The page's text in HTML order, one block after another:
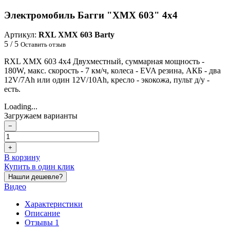
Электромобиль Багги "XMX 603" 4x4
Артикул: RXL XMX 603 Barty
5 / 5 Оставить отзыв
RXL XMX 603 4x4 Двухместный, суммарная мощность -
180W, макс. скорость - 7 км/ч, колеса - EVA резина, АКБ - два
12V/7Ah или один 12V/10Ah, кресло - экокожа, пульт д/у -
есть.
Loading...
Загружаем варианты
−
+
В корзину
Купить в один клик
Нашли дешевле?
Видео
Характеристики
Описание
Отзывы 1